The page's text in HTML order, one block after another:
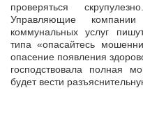
проверяться
Управляющие
коммунальных услуг
типа «опасайтесь
опасение появления
господствовала полная
будет вести